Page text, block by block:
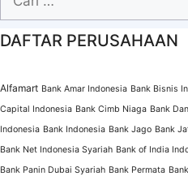
DAFTAR PERUSAHAAN
Alfamart Bank Amar Indonesia Bank Bisnis
Capital Indonesia Bank Cimb Niaga Bank
Indonesia Bank Indonesia Bank Jago Bank
Bank Net Indonesia Syariah Bank of India
Bank Panin Dubai Syariah Bank Permata